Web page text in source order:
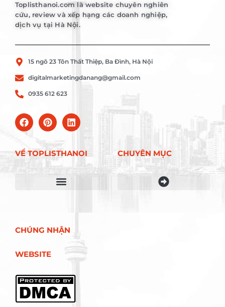
Toplisthanoi.com là website chuyên nghiên
cứu, review và xếp hạng các doanh nghiệp,
dịch vụ tại Hà Nội.
15 ngõ 23 Tôn Thất Thiệp, Ba Đình, Hà Nội
digitalmarketingdanang@gmail.com
0935 612 623
VỀ TOPLISTHANOI
CHÚNG NHẬN
WEBSITE
CHUYÊN MỤC